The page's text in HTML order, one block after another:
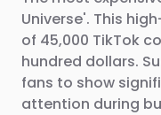
Universe'. This
of 45,000 TikTok
hundred dollars.
fans to show
attention during